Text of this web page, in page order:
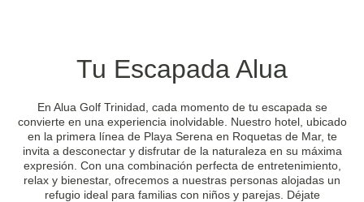
Tu Escapada Alua
En Alua Golf Trinidad, cada momento de tu escapada se
convierte en una experiencia inolvidable. Nuestro hotel, ubicado
en la primera línea de Playa Serena en Roquetas de Mar, te
invita a desconectar y disfrutar de la naturaleza en su máxima
expresión. Con una combinación perfecta de entretenimiento,
relax y bienestar, ofrecemos a nuestras personas alojadas un
refugio ideal para familias con niños y parejas. Déjate